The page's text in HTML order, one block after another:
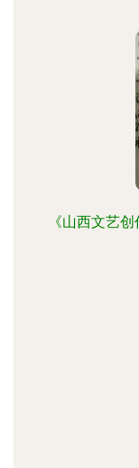
《山西文艺